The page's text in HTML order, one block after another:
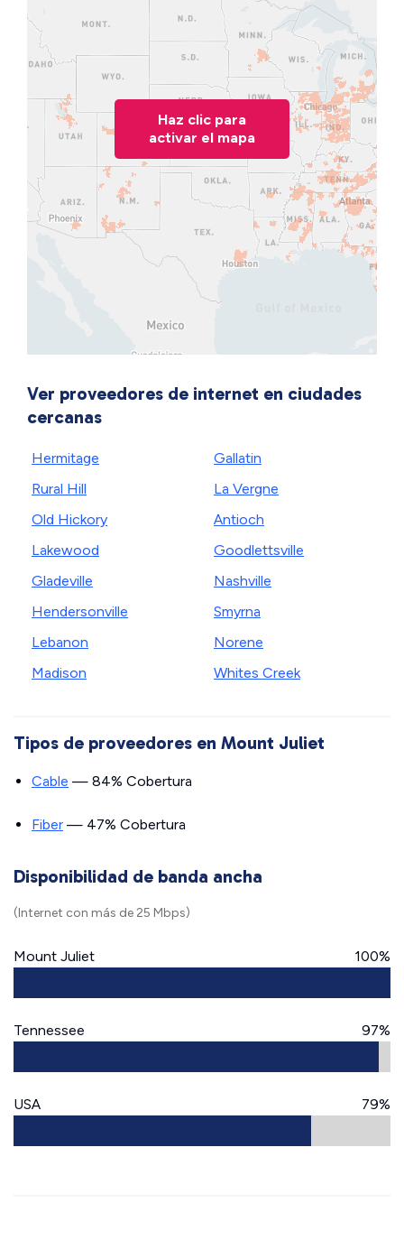
Haz clic para
activar el mapa
Ver proveedores de internet en ciudades
cercanas
Hermitage
Rural Hill
Old Hickory
Lakewood
Gladeville
Hendersonville
Lebanon
Madison
Gallatin
La Vergne
Antioch
Goodlettsville
Nashville
Smyrna
Norene
Whites Creek
Tipos de proveedores en Mount Juliet
Cable — 84% Cobertura
Fiber — 47% Cobertura
Disponibilidad de banda ancha
(Internet con más de 25 Mbps)
Mount Juliet 100%
Tennessee 97%
USA 79%